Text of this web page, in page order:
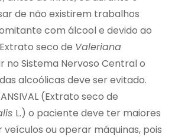
de não existirem trabalhos
com álcool e devido ao
seco de Valeriana
no Sistema Nervoso Central o
alcoólicas deve ser evitado.
(Extrato seco de
L.) o paciente deve ter maiores
veículos ou operar máquinas, pois